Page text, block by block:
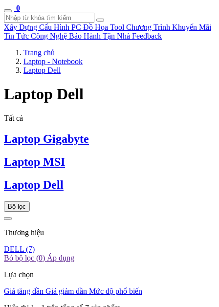
0
Xây Dựng Cấu Hình PC Đồ Họa Tool Chương Trình Khuyến Mãi
Tin Tức Công Nghệ Bảo Hành Tận Nhà Feedback
Trang chủ
Laptop - Notebook
Laptop Dell
Laptop Dell
Tất cả
Laptop Gigabyte
Laptop MSI
Laptop Dell
Bộ lọc
Thương hiệu
DELL (7)
Bỏ bộ lọc (0) Áp dụng
Lựa chọn
Giá tăng dần Giá giảm dần Mức độ phổ biến